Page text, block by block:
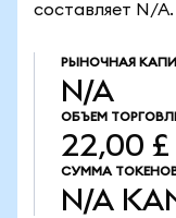
составляет N/A.
РЫНОЧНАЯ
N/A
ОБЪЕМ
22,00 £
СУММА
N/A